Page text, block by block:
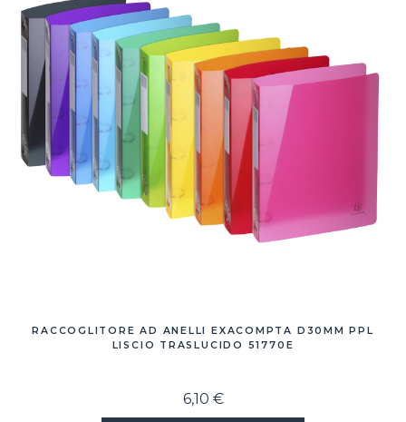
RACCOGLITORE AD ANELLI EXACOMPTA D30MM PPL
LISCIO TRASLUCIDO 51770E
6,10 €